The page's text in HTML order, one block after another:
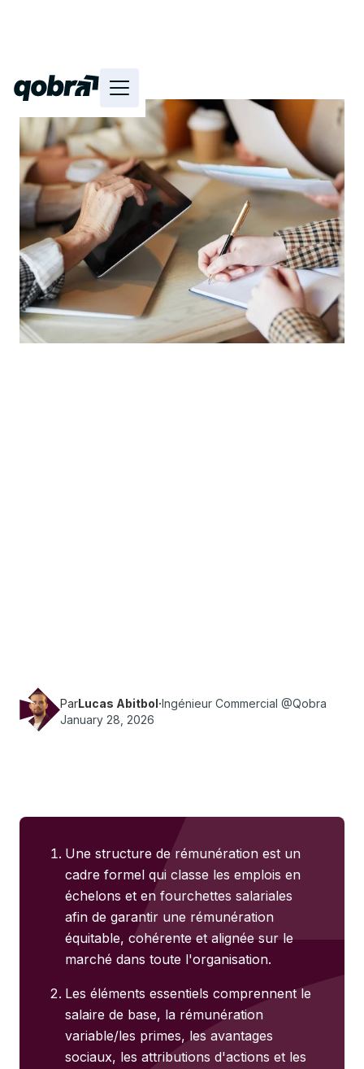
ParLucas Abitbol·Ingénieur Commercial @Qobra
January 28, 2026
Une structure de rémunération est un
cadre formel qui classe les emplois en
échelons et en fourchettes salariales
afin de garantir une rémunération
équitable, cohérente et alignée sur le
marché dans toute l'organisation.
Les éléments essentiels comprennent le
salaire de base, la rémunération
variable/les primes, les avantages
sociaux, les attributions d'actions et les